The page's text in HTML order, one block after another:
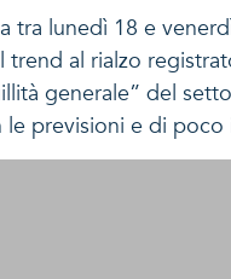
tra lunedì 18 e
al rialzo
generale” del
previsioni e di